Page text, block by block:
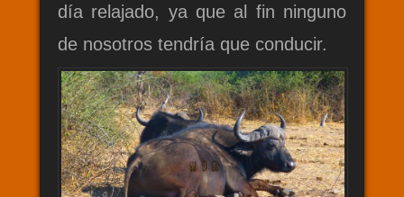
día relajado, ya que al fin ninguno
de nosotros tendría que conducir.